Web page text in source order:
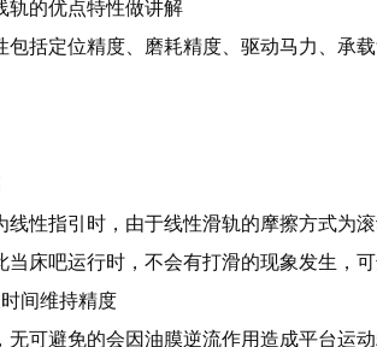
轨的优点特性做讲解
包括定位精度、磨耗精度、驱动马力、承载
线性指引时，由于线性滑轨的摩擦方式为
当床吧运行时，不会有打滑的现象发生，可
时间维持精度
无可避免的会因油膜逆流作用造成平台运